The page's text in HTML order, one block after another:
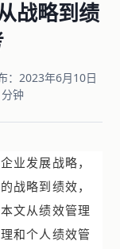
战略到绩
：2023年6月10日
钟
业发展战略，
战略到绩效，
文从绩效管理
和个人绩效管